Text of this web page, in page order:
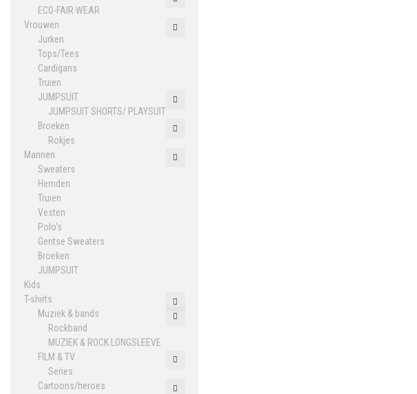
ECO-FAIR WEAR
Vrouwen
Jurken
Tops/Tees
Cardigans
Truien
JUMPSUIT
JUMPSUIT SHORTS/ PLAYSUIT
Broeken
Rokjes
Mannen
Sweaters
Hemden
Truien
Vesten
Polo's
Gentse Sweaters
Broeken
JUMPSUIT
Kids
T-shirts
Muziek & bands
Rockband
MUZIEK & ROCK LONGSLEEVE
FILM & TV
Series
Cartoons/heroes